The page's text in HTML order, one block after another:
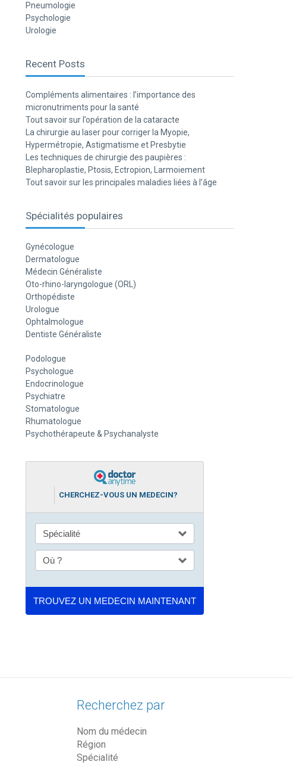
Pneumologie
Psychologie
Urologie
Recent Posts
Compléments alimentaires : l’importance des
micronutriments pour la santé
Tout savoir sur l’opération de la cataracte
La chirurgie au laser pour corriger la Myopie,
Hypermétropie, Astigmatisme et Presbytie
Les techniques de chirurgie des paupières :
Blepharoplastie, Ptosis, Ectropion, Larmoiement
Tout savoir sur les principales maladies liées à l’âge
Spécialités populaires
Gynécologue
Dermatologue
Médecin Généraliste
Oto-rhino-laryngologue (ORL)
Orthopédiste
Urologue
Ophtalmologue
Dentiste Généraliste
Podologue
Psychologue
Endocrinologue
Psychiatre
Stomatologue
Rhumatologue
Psychothérapeute & Psychanalyste
CHERCHEZ-VOUS UN MEDECIN?
Recherchez par
Nom du médecin
Région
Spécialité